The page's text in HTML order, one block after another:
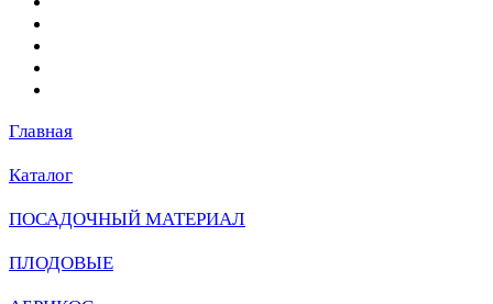
Главная
Каталог
ПОСАДОЧНЫЙ МАТЕРИАЛ
ПЛОДОВЫЕ